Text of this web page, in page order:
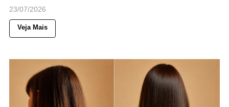
23/07/2026
Veja Mais